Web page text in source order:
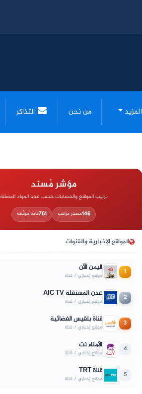
المزيد من نحن التذاكر
مؤشر مُسند
ترتيب المواقع والحسابات حسب عدد المواد المضللة
146مصدر مراقب 761مادة موثّقة
المواقع الإخبارية والقنوات
1 اليمن الآن
موقع إخباري / قناة
2 عدن المستقلة AIC TV
موقع إخباري / قناة
3 قناة بلقيس الفضائية
موقع إخباري / قناة
4 الأمناء نت
موقع إخباري / قناة
5 قناة TRT
موقع إخباري / قناة